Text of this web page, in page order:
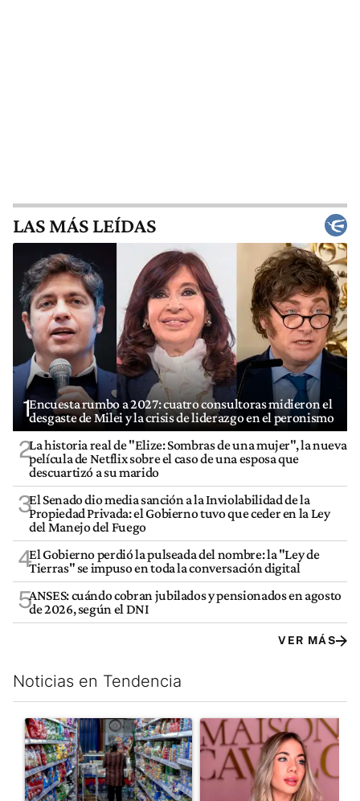
LAS MÁS LEÍDAS
1Encuesta rumbo a 2027: cuatro consultoras midieron el
desgaste de Milei y la crisis de liderazgo en el peronismo
2La historia real de "Elize: Sombras de una mujer", la nueva
película de Netflix sobre el caso de una esposa que
descuartizó a su marido
3El Senado dio media sanción a la Inviolabilidad de la
Propiedad Privada: el Gobierno tuvo que ceder en la Ley
del Manejo del Fuego
4El Gobierno perdió la pulseada del nombre: la "Ley de
Tierras" se impuso en toda la conversación digital
5ANSES: cuándo cobran jubilados y pensionados en agosto
de 2026, según el DNI
VER MÁS
Noticias en Tendencia
Este listado muestra los artículos con más comentarios en los
Un artículo de tendencia con el título "La inflación en CABA
Un artículo de tendencia con